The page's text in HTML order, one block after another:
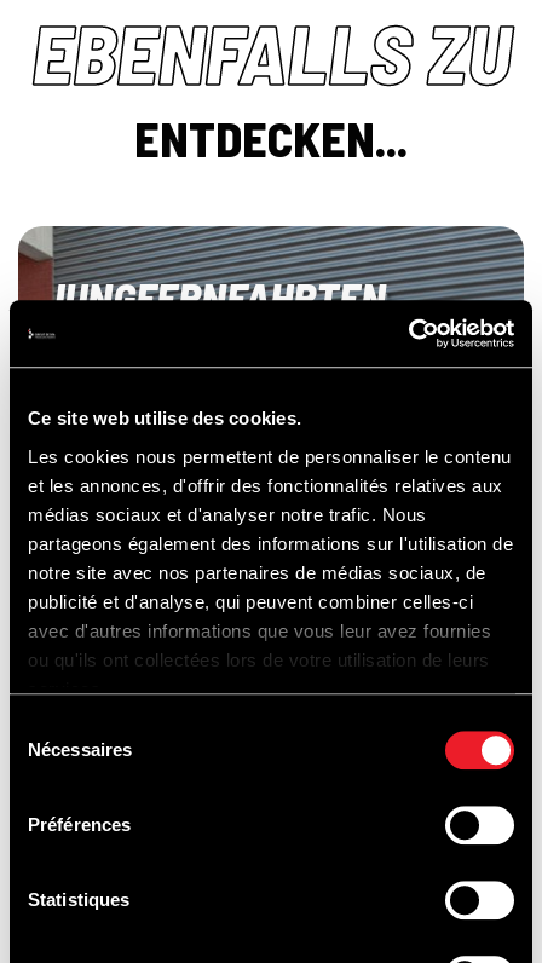
Ce site web utilise des cookies.
Les cookies nous permettent de personnaliser le contenu
et les annonces, d'offrir des fonctionnalités relatives aux
médias sociaux et d'analyser notre trafic. Nous
partageons également des informations sur l'utilisation de
notre site avec nos partenaires de médias sociaux, de
publicité et d'analyse, qui peuvent combiner celles-ci
avec d'autres informations que vous leur avez fournies
ou qu'ils ont collectées lors de votre utilisation de leurs
services.
Nécessaires
Préférences
Statistiques
EBENFALLS ZU
ENTDECKEN...
JUNGFERNFAHRTEN
AUF DER
RENNSTRECKE